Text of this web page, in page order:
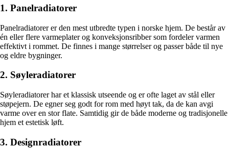
1. Panelradiatorer
Panelradiatorer er den mest utbredte typen i norske hjem. De består av
én eller flere varmeplater og konveksjonsribber som fordeler varmen
effektivt i rommet. De finnes i mange størrelser og passer både til nye
og eldre bygninger.
2. Søyleradiatorer
Søyleradiatorer har et klassisk utseende og er ofte laget av stål eller
støpejern. De egner seg godt for rom med høyt tak, da de kan avgi
varme over en stor flate. Samtidig gir de både moderne og tradisjonelle
hjem et estetisk løft.
3. Designradiatorer